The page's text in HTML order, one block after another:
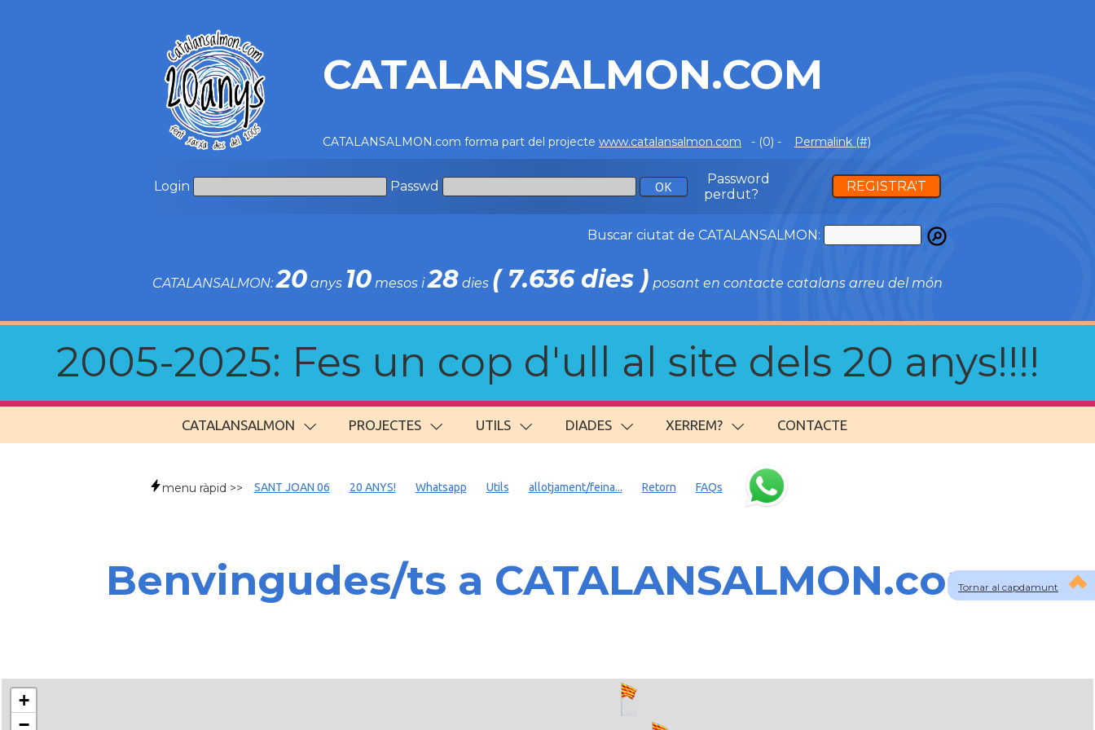
CATALANSALMON.COM
CATALANSALMON.com forma part del projecte www.catalansalmon.com - (0) - Permalink (#)
Login Passwd
Password
perdut?
REGISTRA'T
Buscar ciutat de CATALANSALMON:
CATALANSALMON:20 anys 10 mesos i28 dies ( 7.636 dies ) posant en contacte catalans arreu del món
2005-2025: Fes un cop d'ull al site dels 20 anys!!!!
CATALANSALMON PROJECTES UTILS DIADES XERREM? CONTACTE
Tornar al capdamunt
menu ràpid >> SANT JOAN 06 20 ANYS! Whatsapp Utils allotjament/feina... Retorn FAQs
Benvingudes/ts a CATALANSALMON.com
+
−